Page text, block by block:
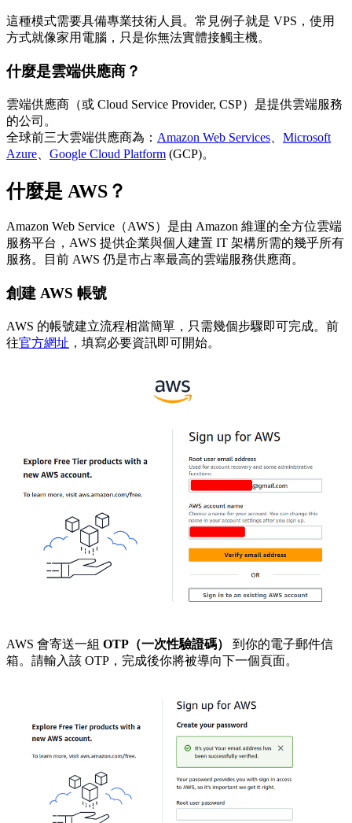
這種模式需要具備專業技術人員。常見例子就是 VPS，使用
方式就像家用電腦，只是你無法實體接觸主機。
什麼是雲端供應商？
雲端供應商（或 Cloud Service Provider, CSP）是提供雲端服務
的公司。
全球前三大雲端供應商為： Amazon Web Services
Microsoft
Azure
Google Cloud Platform (GCP)。
什麼是 AWS？
Amazon Web Service（AWS）是由 Amazon 維運的全方位雲端
服務平台，AWS 提供企業與個人建置 IT 架構所需的幾乎所有
服務。目前 AWS 仍是市占率最高的雲端服務供應商。
創建 AWS 帳號
AWS 的帳號建立流程相當簡單，只需幾個步驟即可完成。前
往官方網址 ，填寫必要資訊即可開始。
AWS 會寄送一組 OTP（一次性驗證碼）
到你的電子郵件信
箱。請輸入該 OTP，完成後你將被導向下一個頁面。